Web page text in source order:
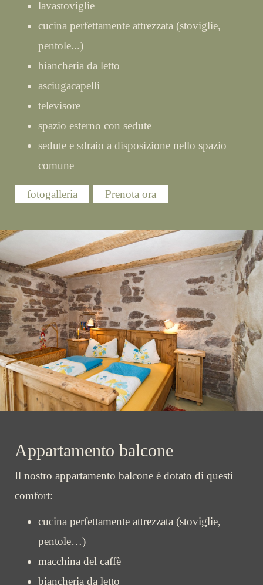
lavastoviglie
cucina perfettamente attrezzata (stoviglie,
pentole...)
biancheria da letto
asciugacapelli
televisore
spazio esterno con sedute
sedute e sdraio a disposizione nello spazio
comune
fotogalleria Prenota ora
Appartamento balcone
Il nostro appartamento balcone è dotato di questi
comfort:
cucina perfettamente attrezzata (stoviglie,
pentole…)
macchina del caffè
biancheria da letto